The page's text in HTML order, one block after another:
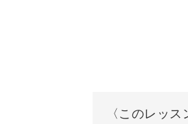
ミラーパウダー
今回の5本すべ
〈このレッス